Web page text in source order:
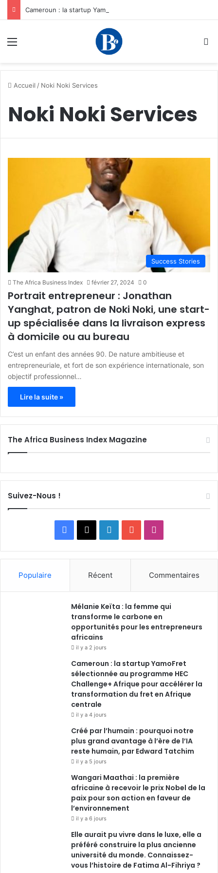
Accueil / Noki Noki Services
Noki Noki Services
Success Stories
The Africa Business Index février 27, 2024 0
Portrait entrepreneur : Jonathan
Yanghat, patron de Noki Noki, une start-
up spécialisée dans la livraison express
à domicile ou au bureau
C’est un enfant des années 90. De nature ambitieuse et
entrepreneuriale, et fort de son expérience internationale, son
objectif professionnel…
Lire la suite »
The Africa Business Index Magazine
Suivez-Nous !
a
b
o
o
k
i
e
d
n
o
u
b
n
a
g
a
m
Populaire Récent Commentaires
Mélanie Keïta : la femme qui
transforme le carbone en
opportunités pour les entrepreneurs
africains
il y a 2 jours
Cameroun : la startup YamoFret
sélectionnée au programme HEC
Challenge+ Afrique pour accélérer la
transformation du fret en Afrique
centrale
il y a 4 jours
Créé par l’humain : pourquoi notre
plus grand avantage à l’ère de l’IA
reste humain, par Edward Tatchim
il y a 5 jours
Wangari Maathai : la première
africaine à recevoir le prix Nobel de la
paix pour son action en faveur de
l’environnement
il y a 6 jours
Elle aurait pu vivre dans le luxe, elle a
préféré construire la plus ancienne
université du monde. Connaissez-
vous l’histoire de Fatima Al-Fihriya ?